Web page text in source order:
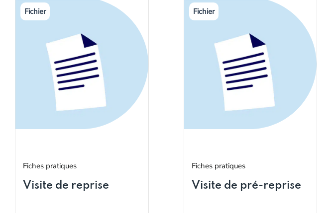
Fiches pratiques
Visite de reprise
Fiches pratiques
Visite de pré-reprise